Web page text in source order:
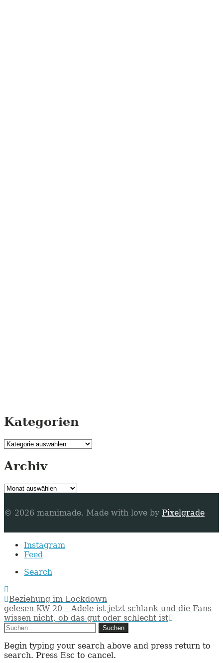
Kategorien
Kategorien
Archiv
Archiv
© 2026 mamimade. Made with love by Pixelgrade
Secondary
navigation
Instagram
Feed
Search
Post
navigation
Beziehung im Lockdown
gelesen KW 20 – Adele ist jetzt schlank und die Fans
wissen nicht, ob das gut oder schlecht ist
Suchen
nach:
Begin typing your search above and press return to
search. Press Esc to cancel.